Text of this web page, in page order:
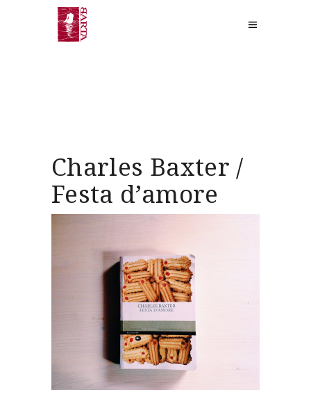
Charles Baxter /
Festa d’amore